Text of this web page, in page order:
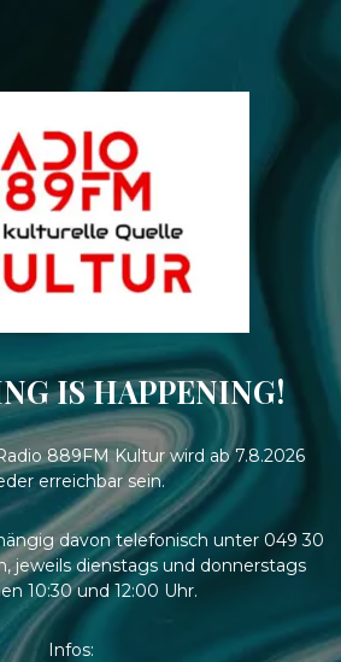
IS HAPPENING!
889FM Kultur wird ab 7.8.2026
erreichbar sein.
davon telefonisch unter 049 30
jeweils dienstags und donnerstags
10:30 und 12:00 Uhr.
Infos: